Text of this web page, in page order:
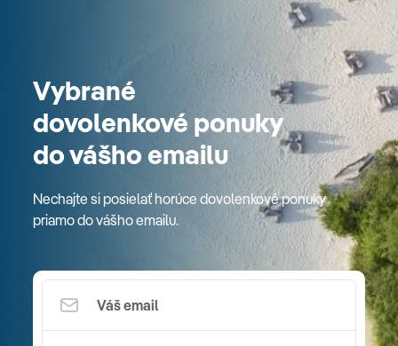
Vybrané
dovolenkové ponuky
do vášho emailu
Nechajte si posielať horúce dovolenkové ponuky
priamo do vášho emailu.